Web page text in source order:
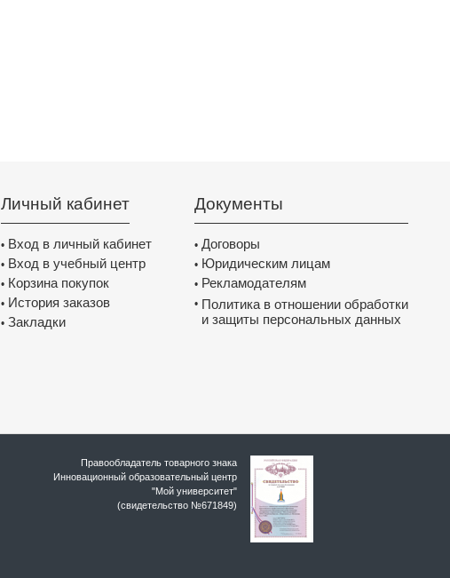
Личный кабинет
• Вход в личный кабинет
• Вход в учебный центр
• Корзина покупок
• История заказов
• Закладки
Документы
• Договоры
• Юридическим лицам
• Рекламодателям
• Политика в отношении обработки
и защиты персональных данных
Правообладатель товарного знака
Инновационный образовательный цeнтр
"Мой университет"
(свидетельство №671849)